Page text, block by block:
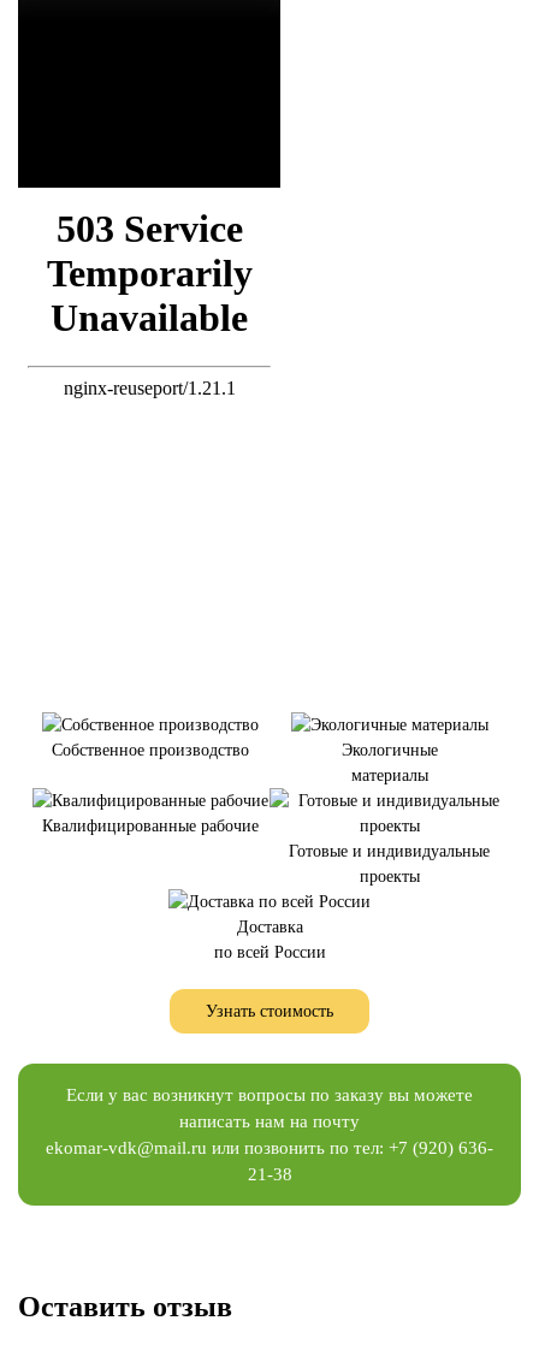
Собственное производство
Экологичные
материалы
Квалифицированные рабочие
Готовые и индивидуальные
проекты
Доставка
по всей России
Узнать стоимость
Если у вас возникнут вопросы по заказу вы можете
написать нам на почту
ekomar-vdk@mail.ru или позвонить по тел: +7 (920) 636-
21-38
Оставить отзыв